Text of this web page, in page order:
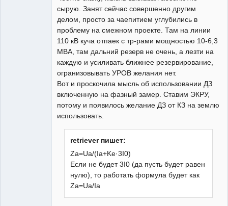
сырую. Занят сейчас совершенно другим
делом, просто за чаепитием углубились в
проблему на смежном проекте. Там на линии
110 кВ куча отпаек с тр-рами мощностью 10-6,3
МВА, там дальний резерв не очень, а лезти на
каждую и усиливать ближнее резервирование,
огранизовывать УРОВ желания нет.
Вот и проскочила мысль об использовании ДЗ
включенную на фазный замер. Ставим ЭКРУ,
потому и появилось желание ДЗ от КЗ на землю
использовать.
retriever пишет:
Za=Ua/(Ia+Ke·3I0)
Если не будет 3I0 (да пусть будет равен
нулю), то работать формула будет как
Za=Ua/Ia